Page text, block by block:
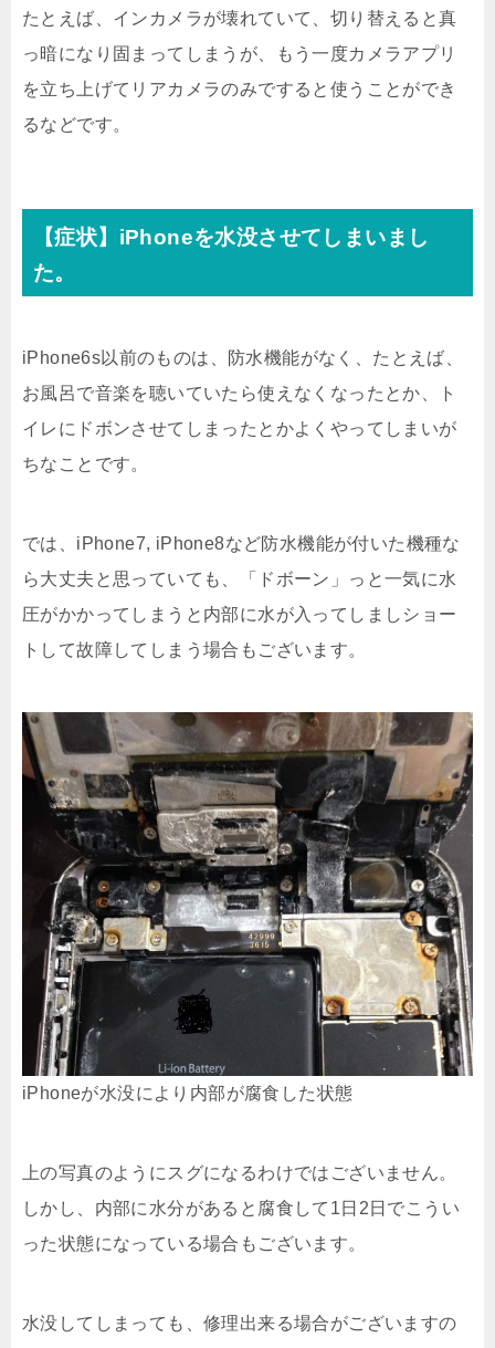
たとえば、インカメラが壊れていて、切り替えると真
っ暗になり固まってしまうが、もう一度カメラアプリ
を立ち上げてリアカメラのみですると使うことができ
るなどです。
【症状】iPhoneを水没させてしまいまし
た。
iPhone6s以前のものは、防水機能がなく、たとえば、
お風呂で音楽を聴いていたら使えなくなったとか、ト
イレにドボンさせてしまったとかよくやってしまいが
ちなことです。
では、iPhone7, iPhone8など防水機能が付いた機種な
ら大丈夫と思っていても、「ドボーン」っと一気に水
圧がかかってしまうと内部に水が入ってしましショー
トして故障してしまう場合もございます。
iPhoneが水没により内部が腐食した状態
上の写真のようにスグになるわけではございません。
しかし、内部に水分があると腐食して1日2日でこうい
った状態になっている場合もございます。
水没してしまっても、修理出来る場合がございますの